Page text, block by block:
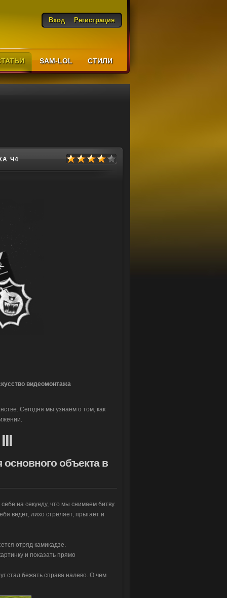
Вход Регистрация
SAM-LOL CТИЛИ
Ч4
видеомонтажа
Сегодня мы узнаем о том, как
объекта в
на секунду, что мы снимаем битву.
ведет, лихо стреляет, прыгает и
отряд камикадзе.
и показать прямо
стал бежать справа налево. О чем